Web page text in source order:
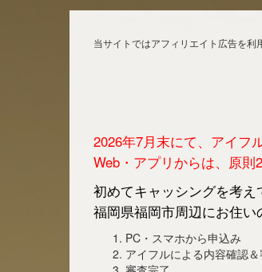
当サイトではアフィリエイト広告を利
2026年7月末にて、アイフ
Web・アプリからは、原則
初めてキャッシングを考え
福岡県福岡市周辺にお住い
PC・スマホから申込み
アイフルによる内容確認＆